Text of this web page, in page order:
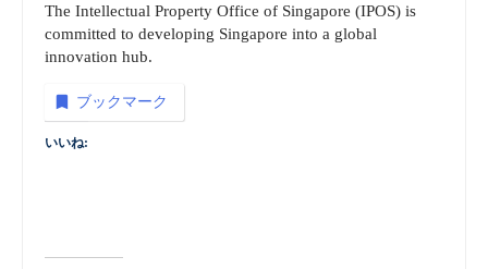
The Intellectual Property Office of Singapore (IPOS) is
committed to developing Singapore into a global
innovation hub.
ブックマーク
いいね: